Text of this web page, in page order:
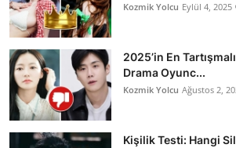
Kozmik Yolcu Eylül 4, 2025
2025’in En
Drama Oyunc...
Kozmik Yolcu Ağustos 2,
Kişilik Testi: Hangi